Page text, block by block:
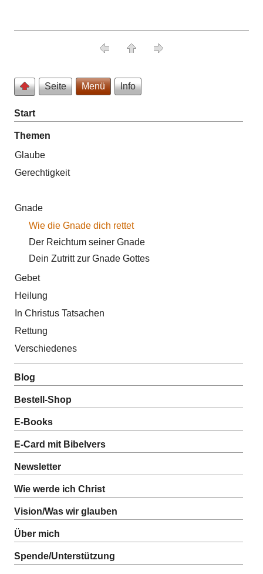
Seite Menü Info
Start
Themen
Glaube
Gerechtigkeit
Gnade
Wie die Gnade dich rettet
Der Reichtum seiner Gnade
Dein Zutritt zur Gnade Gottes
Gebet
Heilung
In Christus Tatsachen
Rettung
Verschiedenes
Blog
Bestell-Shop
E-Books
E-Card mit Bibelvers
Newsletter
Wie werde ich Christ
Vision/Was wir glauben
Über mich
Spende/Unterstützung